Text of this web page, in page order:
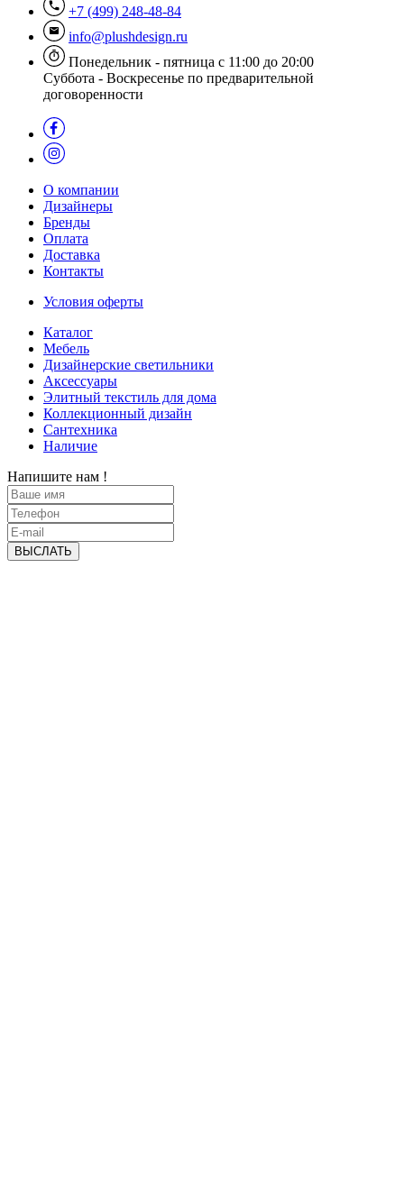
+7 (499) 248-48-84
info@plushdesign.ru
Понедельник - пятница с 11:00 до 20:00
Суббота - Воскресенье по предварительной
договоренности
О компании
Дизайнеры
Бренды
Оплата
Доставка
Контакты
Условия оферты
Каталог
Мебель
Дизайнерские светильники
Аксессуары
Элитный текстиль для дома
Коллекционный дизайн
Сантехника
Наличие
Напишите нам !
ВЫСЛАТЬ